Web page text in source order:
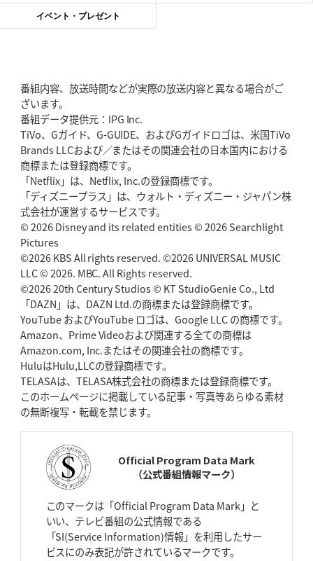
“泣き虫先生”こと山口良治氏死去「信は力なり」骨太の教育方針
2026年5月21日(木)更新
狭山RG、ライチェル海遥スタッフ入り
ッション
2026年5月14日(木)更新
神戸、1位通過の立役者レタリック
「悲運の闘将」宮地克実氏死去 熱血指導で埼玉WKの基礎築く
2026年4月30日(木)更新
BR東京、「ユニバーサルデー」の意義「特別からノーマルへ」が最終
ゴール
2026年4月23日(木)更新
元代表ラピース、今季限りで引退「クボタは10年いた自分のホーム」
2026年4月16日(木)更新
BL東京「強化拠点」を「共有財産」に新クラブハウスは「皆に開かれ
た空間」
2026年4月9日(木)更新
スティーラーズ、名門復活の足音
2026年4月2日(木)更新
2026年3月26日(木)更新
AZ-COM丸和、リーグワンへ参入決定 「フィールド丸ごと計測機器」の
イベント・プレゼント
番組内容、放送時間などが実際の放送内容と異なる場合がご
ざいます。
番組データ提供元：IPG Inc.
TiVo、Gガイド、G-GUIDE、およびGガイドロゴは、米国TiVo
Brands LLCおよび／またはその関連会社の日本国内における
商標または登録商標です。
「Netflix」は、Netflix, Inc.の登録商標です。
「ディズニープラス」は、ウォルト・ディズニー・ジャパン株
式会社が運営するサービスです。
© 2026 Disney and its related entities © 2026 Searchlight
Pictures
©2026 KBS All rights reserved. ©2026 UNIVERSAL MUSIC
LLC © 2026. MBC. All Rights reserved.
©2026 20th Century Studios © KT StudioGenie Co., Ltd
「DAZN」は、DAZN Ltd.の商標または登録商標です。
YouTube およびYouTube ロゴは、Google LLC の商標です。
Amazon、Prime Videoおよび関連する全ての商標は
Amazon.com, Inc.またはその関連会社の商標です。
HuluはHulu,LLCの登録商標です。
TELASAは、TELASA株式会社の商標または登録商標です。
このホームページに掲載している記事・写真等あらゆる素材
の無断複写・転載を禁じます。
Official Program Data Mark
（公式番組情報マーク）
このマークは「Official Program Data Mark」と
いい、テレビ番組の公式情報である
「SI(Service Information)情報」を利用したサー
ビスにのみ表記が許されているマークです。